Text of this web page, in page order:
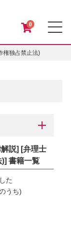
0
権独占禁止法)
説] [弁理士
書籍一覧
た
うち)